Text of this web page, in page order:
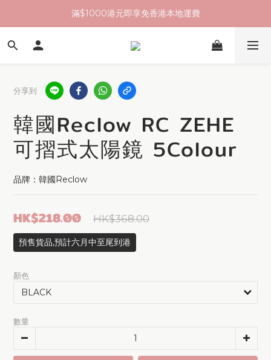
滿$1000港元即享免香港本地運費
分享到
韓國Reclow RC ZEHE
可摺式太陽鏡 5Colour
品牌：韓國Reclow
HK$368.00
HK$218.00
預售貨品,預計六月中至尾到港
顏色
數量